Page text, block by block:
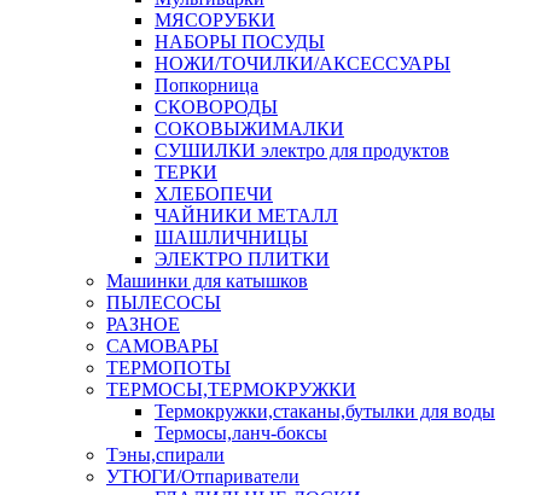
МЯСОРУБКИ
НАБОРЫ ПОСУДЫ
НОЖИ/ТОЧИЛКИ/АКСЕССУАРЫ
Попкорница
СКОВОРОДЫ
СОКОВЫЖИМАЛКИ
СУШИЛКИ электро для продуктов
ТЕРКИ
ХЛЕБОПЕЧИ
ЧАЙНИКИ МЕТАЛЛ
ШАШЛИЧНИЦЫ
ЭЛЕКТРО ПЛИТКИ
Машинки для катышков
ПЫЛЕСОСЫ
РАЗНОЕ
САМОВАРЫ
ТЕРМОПОТЫ
ТЕРМОСЫ,ТЕРМОКРУЖКИ
Термокружки,стаканы,бутылки для воды
Термосы,ланч-боксы
Тэны,спирали
УТЮГИ/Отпариватели